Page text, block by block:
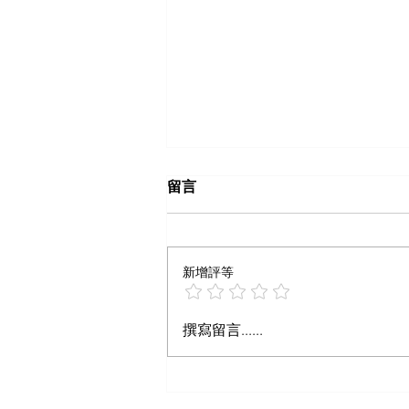
什么样内容算爆文
留言
新增評等
撰寫留言......